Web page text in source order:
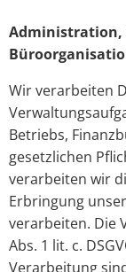
Administration,
Wir verarbeiten
Betriebs,
gesetzlichen
verarbeiten wir
Erbringung
verarbeiten. Die
Abs. 1 lit. c.
Verarbeitung